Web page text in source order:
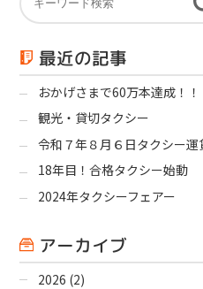
最近の記事
おかげさまで60万本達成！！
観光・貸切タクシー
令和７年８月６日タクシー
18年目！合格タクシー始動
2024年タクシーフェアー
アーカイブ
2026 (2)